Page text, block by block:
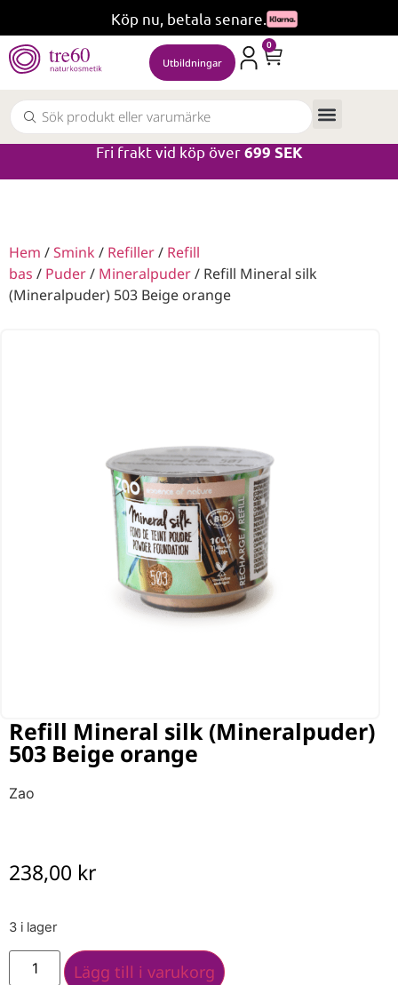
Köp nu, betala senare.
Utbildningar
0
Fri frakt vid köp över699 SEK
Hem /Smink / Refiller/ Refill
bas / Puder/ Mineralpuder/ Refill Mineral silk
(Mineralpuder) 503 Beige orange
Refill Mineral silk (Mineralpuder)
503 Beige orange
Zao
238,00 kr
3 i lager
Lägg till i varukorg